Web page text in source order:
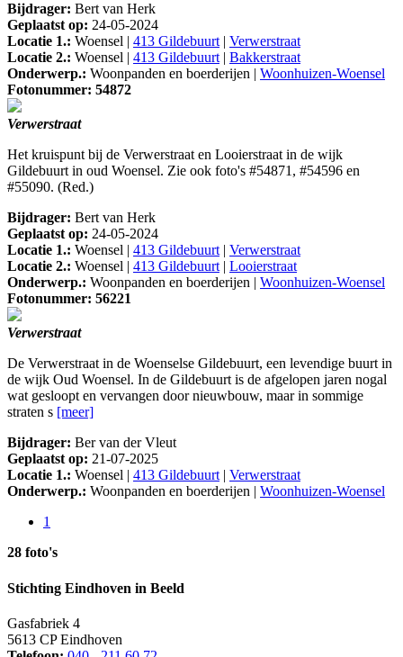
Bijdrager: Bert van Herk
Geplaatst op: 24-05-2024
Locatie 1.: Woensel | 413 Gildebuurt| Verwerstraat
Locatie 2.: Woensel | 413 Gildebuurt| Bakkerstraat
Onderwerp.: Woonpanden en boerderijen | Woonhuizen-Woensel
Fotonummer: 54872
Verwerstraat
Het kruispunt bij de Verwerstraat en Looierstraat in de wijk
Gildebuurt in oud Woensel. Zie ook foto's #54871, #54596 en
#55090. (Red.)
Bijdrager: Bert van Herk
Geplaatst op: 24-05-2024
Locatie 1.: Woensel | 413 Gildebuurt| Verwerstraat
Locatie 2.: Woensel | 413 Gildebuurt| Looierstraat
Onderwerp.: Woonpanden en boerderijen | Woonhuizen-Woensel
Fotonummer: 56221
Verwerstraat
De Verwerstraat in de Woenselse Gildebuurt, een levendige buurt in
de wijk Oud Woensel. In de Gildebuurt is de afgelopen jaren nogal
wat gesloopt en vervangen door nieuwbouw, maar in sommige
straten s [meer]
Bijdrager: Ber van der Vleut
Geplaatst op: 21-07-2025
Locatie 1.: Woensel | 413 Gildebuurt| Verwerstraat
Onderwerp.: Woonpanden en boerderijen | Woonhuizen-Woensel
1
28 foto's
Stichting Eindhoven in Beeld
Gasfabriek 4
5613 CP Eindhoven